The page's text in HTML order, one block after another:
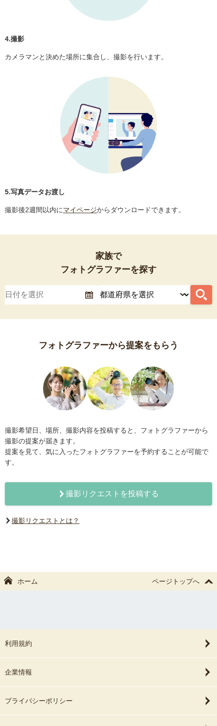
4.撮影
カメラマンと決めた場所に集合し、撮影を行います。
5.写真データお渡し
撮影後2週間以内にマイページからダウンロードできます。
家族で
フォトグラファーを探す
フォトグラファーから提案をもらう
撮影希望日、場所、撮影内容を投稿すると、フォトグラファーから
撮影の提案が届きます。
提案を見て、気に入ったフォトグラファーを予約することが可能で
す。
撮影リクエストを投稿する
撮影リクエストとは？
ホーム ページトップへ
利用規約
企業情報
プライバシーポリシー